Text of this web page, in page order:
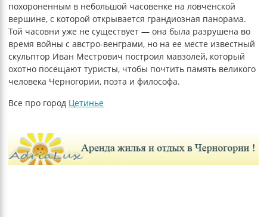
похороненным в небольшой часовенке на ловченской
вершине, с которой открывается грандиозная панорама.
Той часовни уже не существует — она была разрушена во
время войны с австро-венграми, но на ее месте известный
скульптор Иван Местрович построил мавзолей, который
охотно посещают туристы, чтобы почтить память великого
человека Черногории, поэта и философа.
Все про город Цетинье